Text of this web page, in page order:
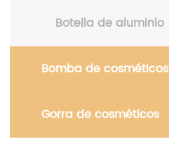
Botella de aluminio
Bomba de cosméticos
Gorra de cosméticos